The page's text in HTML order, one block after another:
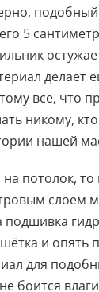
5
делает
все, что
никому,
нашей
потолок, то
слоем
подшивка
и опять
для
боится